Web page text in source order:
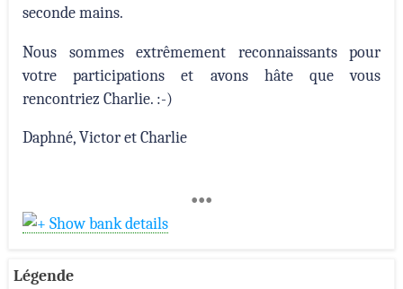
seconde mains.
Nous sommes extrêmement reconnaissants pour
votre participations et avons hâte que vous
rencontriez Charlie. :-)
Daphné, Victor et Charlie
•••
Show bank details
Légende